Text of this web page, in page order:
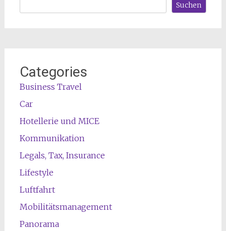
Suchen
Categories
Business Travel
Car
Hotellerie und MICE
Kommunikation
Legals, Tax, Insurance
Lifestyle
Luftfahrt
Mobilitätsmanagement
Panorama